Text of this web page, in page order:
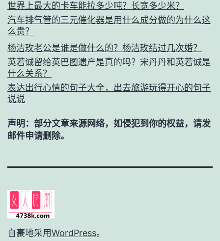
世界上最大的卡车能拉多少吨？长宽多少米？
汽车排气管的三元催化器是用什么成分做的为什么这
么贵？
杨洁玫老公是谁是做什么的？杨洁玫结过几次婚？
英若诚留给英巴图遗产是真的吗？宋丹丹和英若诚是
什么关系？
表达出行心情的句子大全，出去旅游玩得开心的句子
说说
声明：部分文章来源网络，如侵犯到你的权益，请发
邮件申请删除。
自豪地采用WordPress。